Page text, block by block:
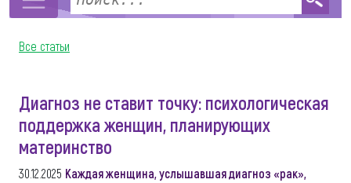
Все статьи
Диагноз не ставит точку: психологическая
поддержка женщин, планирующих
материнство
30.12.2025 Каждая женщина, услышавшая диагноз «рак»,